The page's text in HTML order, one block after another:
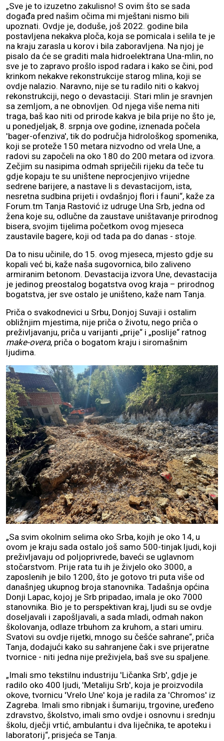
„Sve je to izuzetno zakulisno! S ovim što se sada
događa pred našim očima mi mještani nismo bili
upoznati. Ovdje je, doduše, još 2022. godine bila
postavljena nekakva ploča, koja se pomicala i selila te je
na kraju zarasla u korov i bila zaboravljena. Na njoj je
pisalo da će se graditi mala hidroelektrana Una-mlin, no
sve je to zapravo prošlo ispod radara i kako se čini, pod
krinkom nekakve rekonstrukcije starog mlina, koji se
ovdje nalazio. Naravno, nije se tu radilo niti o kakvoj
rekonstrukciji, nego o devastaciji. Stari mlin je sravnjen
sa zemljom, a ne obnovljen. Od njega više nema niti
traga, baš kao niti od prirode kakva je bila prije no što je,
u ponedjeljak, 8. srpnja ove godine, iznenada počela
'bager-ofenziva', tik do područja hidrološkog spomenika,
koji se proteže 150 metara nizvodno od vrela Une, a
radovi su započeli na oko 180 do 200 metara od izvora.
Zečjim su nasipima odmah spriječili rijeku da teče tu
gdje kopaju te su uništene neprocjenjivo vrijedne
sedrene barijere, a nastave li s devastacijom, ista,
nesretna sudbina prijeti i ovdašnjoj flori i fauni“, kaže za
Forum.tm Tanja Rastović iz udruge Una Srb, jedna od
žena koje su, odlučne da zaustave uništavanje prirodnog
bisera, svojim tijelima početkom ovog mjeseca
zaustavile bagere, koji od tada pa do danas - stoje.
Da to nisu učinile, do 15. ovog mjeseca, mjesto gdje su
kopali već bi, kaže naša sugovornica, bilo zaliveno
armiranim betonom. Devastacija izvora Une, devastacija
je jedinog preostalog bogatstva ovog kraja – prirodnog
bogatstva, jer sve ostalo je uništeno, kaže nam Tanja.
Priča o svakodnevici u Srbu, Donjoj Suvaji i ostalim
obližnjim mjestima, nije priča o životu, nego priča o
preživljavanju, priča u varijanti „prije“ i „poslije“ ratnog
make-overa, priča o bogatom kraju i siromašnim
ljudima.
„Sa svim okolnim selima oko Srba, kojih je oko 14, u
ovom je kraju sada ostalo još samo 500-tinjak ljudi, koji
preživljavaju od poljoprivrede, baveći se uglavnom
stočarstvom. Prije rata tu ih je živjelo oko 3000, a
zaposlenih je bilo 1200, što je gotovo tri puta više od
današnjeg ukupnog broja stanovnika. Tadašnja općina
Donji Lapac, kojoj je Srb pripadao, imala je oko 7000
stanovnika. Bio je to perspektivan kraj, ljudi su se ovdje
doseljavali i zapošljavali, a sada mladi, odmah nakon
školovanja, odlaze trbuhom za kruhom, a stari umiru.
Svatovi su ovdje rijetki, mnogo su češće sahrane“, priča
Tanja, dodajući kako su sahranjene čak i sve prijeratne
tvornice - niti jedna nije preživjela, baš sve su spaljene.
„Imali smo tekstilnu industriju 'Ličanka Srb', gdje je
radilo oko 400 ljudi, 'Metaliju Srb', koja je proizvodila
okove, tvornicu 'Vrelo Une' koja je radila za 'Chromos' iz
Zagreba. Imali smo ribnjak i šumariju, trgovine, uređeno
zdravstvo, školstvo, imali smo ovdje i osnovnu i srednju
školu, dječji vrtić, ambulantu i dva liječnika, te apoteku i
laboratorij“, prisjeća se Tanja.